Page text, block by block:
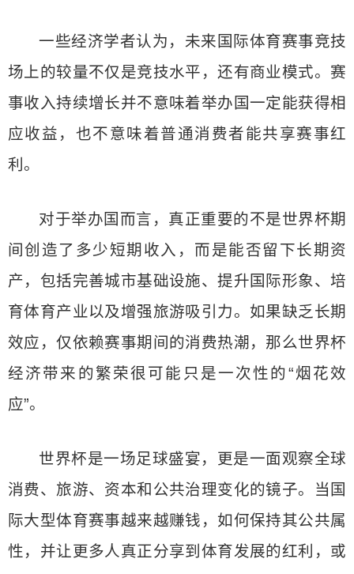
一些经济学者认为，未来国际体育赛事竞技
场上的较量不仅是竞技水平，还有商业模式。赛
事收入持续增长并不意味着举办国一定能获得相
应收益，也不意味着普通消费者能共享赛事红
利。
对于举办国而言，真正重要的不是世界杯期
间创造了多少短期收入，而是能否留下长期资
产，包括完善城市基础设施、提升国际形象、培
育体育产业以及增强旅游吸引力。如果缺乏长期
效应，仅依赖赛事期间的消费热潮，那么世界杯
经济带来的繁荣很可能只是一次性的“烟花效
应”。
世界杯是一场足球盛宴，更是一面观察全球
消费、旅游、资本和公共治理变化的镜子。当国
际大型体育赛事越来越赚钱，如何保持其公共属
性，并让更多人真正分享到体育发展的红利，或